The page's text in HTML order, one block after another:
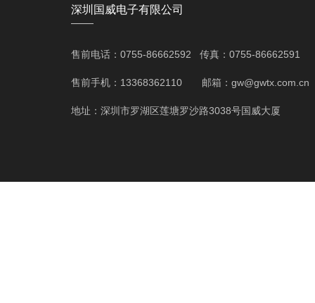
国威GW72型白色3.2英寸屏幕办公
电话机,壁挂,可摇头电话
深圳国威电子有限公司
——
售前电话：0755-86662592 传真：0755-86662591
售前手机：13368362110 邮箱：gw@gwtx.com.cn
地址：深圳市罗湖区莲塘罗沙路3038号国威大厦